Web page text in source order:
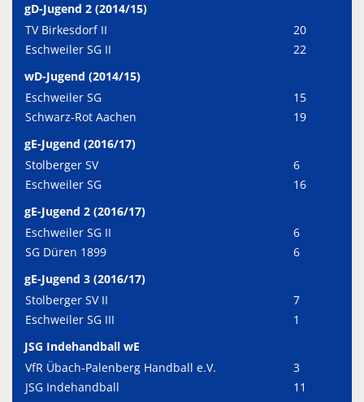
gD-Jugend 2 (2014/15)
TV Birkesdorf II
20
Eschweiler SG II
22
wD-Jugend (2014/15)
Eschweiler SG
15
Schwarz-Rot Aachen
19
gE-Jugend (2016/17)
Stolberger SV
6
Eschweiler SG
16
gE-Jugend 2 (2016/17)
Eschweiler SG II
6
SG Düren 1899
6
gE-Jugend 3 (2016/17)
Stolberger SV II
7
Eschweiler SG III
1
JSG Indehandball wE
VfR Übach-Palenberg Handball e.V.
3
JSG Indehandball
11